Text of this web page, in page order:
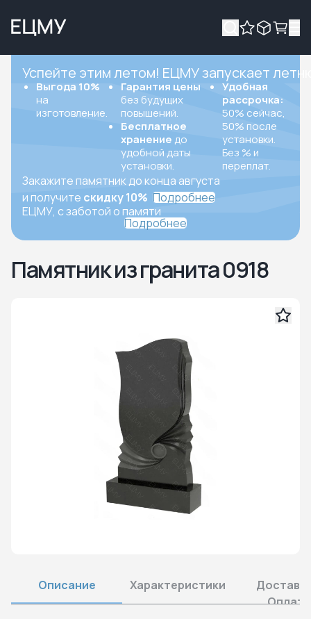
Успейте этим летом! ЕЦМУ запускает
Выгода 10%
на
изготовление.
Гарантия цены
без будущих
повышений.
Бесплатное
хранение до
удобной даты
установки.
Удобная
рассрочка:
50% сейчас,
50% после
установки.
Без % и
переплат.
Закажите памятник до конца августа
и получите скидку 10% Подробнее
ЕЦМУ, с заботой о памяти
Подробнее
Памятник из гранита 0918
Описание Характеристики
Оплата